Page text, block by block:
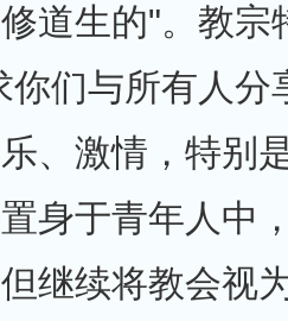
道生的"。教宗
你们与所有人分
、激情，特别
身于青年人中
继续将教会视